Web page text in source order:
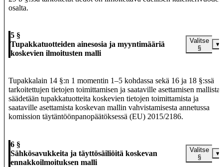
osalta.
5 §
Tupakkatuotteiden ainesosia ja myyntimääriä
koskevien ilmoitusten malli
Valitse
§
▾
Tupakkalain 14 §:n 1 momentin 1–5 kohdassa sekä 16 ja 18 §:ssä
tarkoitettujen tietojen toimittamisen ja saataville asettamisen mallista
säädetään tupakkatuotteita koskevien tietojen toimittamista ja
saataville asettamista koskevan mallin vahvistamisesta annetussa
komission täytäntöönpanopäätöksessä (EU) 2015/2186.
6 §
Sähkösavukkeita ja täyttösäiliöitä koskevan
ennakkoilmoituksen malli
Valitse
§
▾